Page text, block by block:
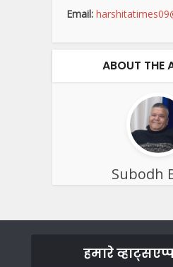
Email:
ABOUT THE
Subodh
हमारे